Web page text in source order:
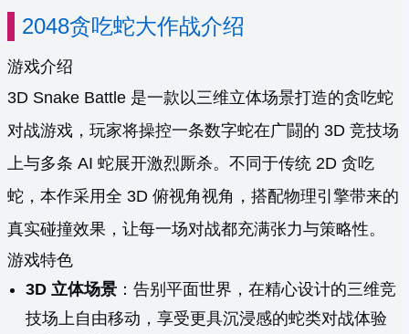
2048贪吃蛇大作战介绍
游戏介绍
3D Snake Battle 是一款以三维立体场景打造的贪吃蛇
对战游戏，玩家将操控一条数字蛇在广闘的 3D 竞技场
上与多条 AI 蛇展开激烈厮杀。不同于传统 2D 贪吃
蛇，本作采用全 3D 俯视角视角，搭配物理引擎带来的
真实碰撞效果，让每一场对战都充满张力与策略性。
游戏特色
3D 立体场景 ：告别平面世界，在精心设计的三维竞
技场上自由移动，享受更具沉浸感的蛇类对战体验